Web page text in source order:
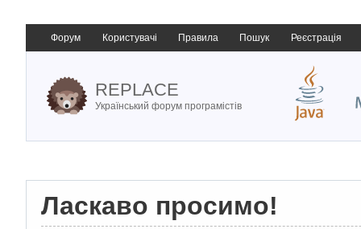
Форум Користувачі Правила Пошук Реєстрація
REPLACE
Український форум програмістів
Ласкаво просимо!